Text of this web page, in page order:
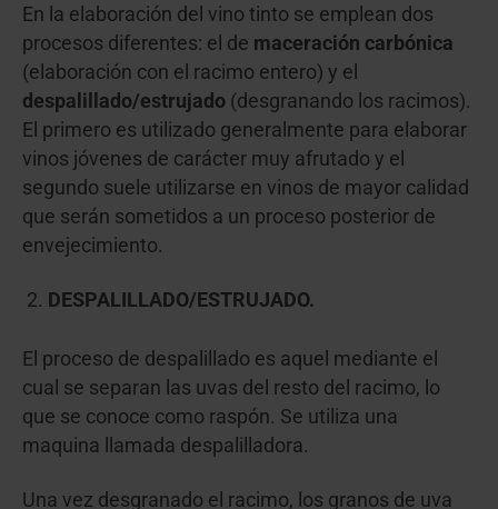
En la elaboración del vino tinto se emplean dos
procesos diferentes: el de maceración carbónica
(elaboración con el racimo entero) y el
despalillado/estrujado (desgranando los racimos).
El primero es utilizado generalmente para elaborar
vinos jóvenes de carácter muy afrutado y el
segundo suele utilizarse en vinos de mayor calidad
que serán sometidos a un proceso posterior de
envejecimiento.
DESPALILLADO/ESTRUJADO.
El proceso de despalillado es aquel mediante el
cual se separan las uvas del resto del racimo, lo
que se conoce como raspón. Se utiliza una
maquina llamada despalilladora.
Una vez desgranado el racimo, los granos de uva